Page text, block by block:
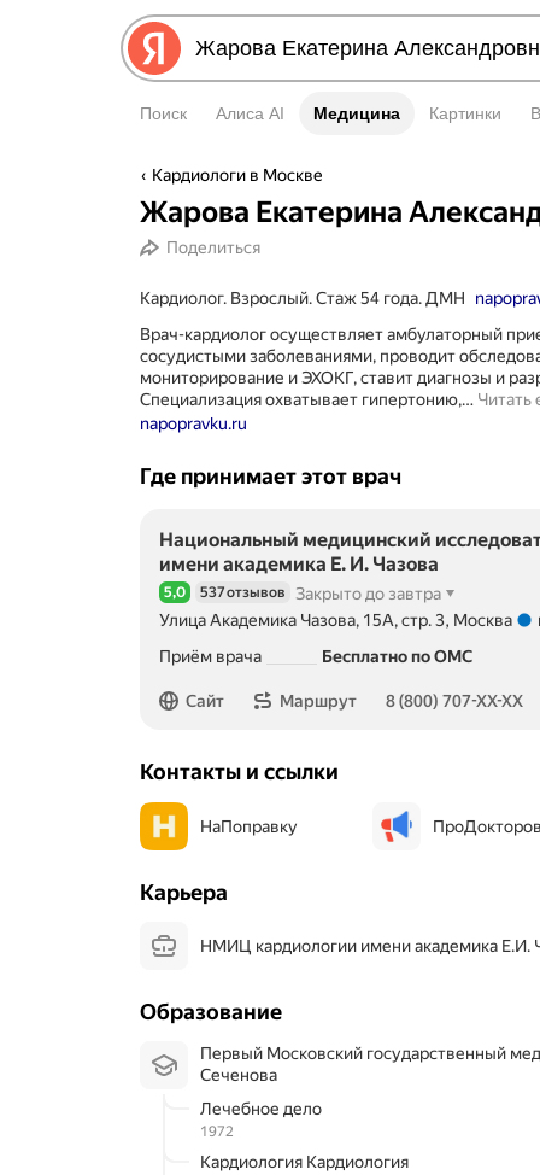
Поиск Алиса AI Медицина
Медицина Картинки
Кардиологи в Москве
Жарова Екатерина
Поделиться
Кардиолог. Взрослый. Стаж 54 года. ДМН
Врач-кардиолог осуществляет амбулаторный
сосудистыми заболеваниями, проводит
мониторирование и ЭХОКГ, ставит диагнозы и
Специализация охватывает гипертонию,… Читать
napopravku.ru
Где принимает этот врач
Национальный медицинский
имени академика Е. И. Чазова
Рейтинг 5,0 из 5
5,0 537 отзывов
Закрыто до завтра
Улица Академика Чазова, 15А, стр. 3, Москва
Приём врача
Бесплатно по ОМС
Сайт Маршрут
Номер телефона: 88007074419 8 (800) 707-XX-XX
Контакты и ссылки
НаПоправку ПроДокторов
Карьера
НМИЦ кардиологии имени академика Е.И.
Образование
Первый Московский государственный медицинский университет им. И.М.
Сеченова
Лечебное дело
1972
Кардиология Кардиология